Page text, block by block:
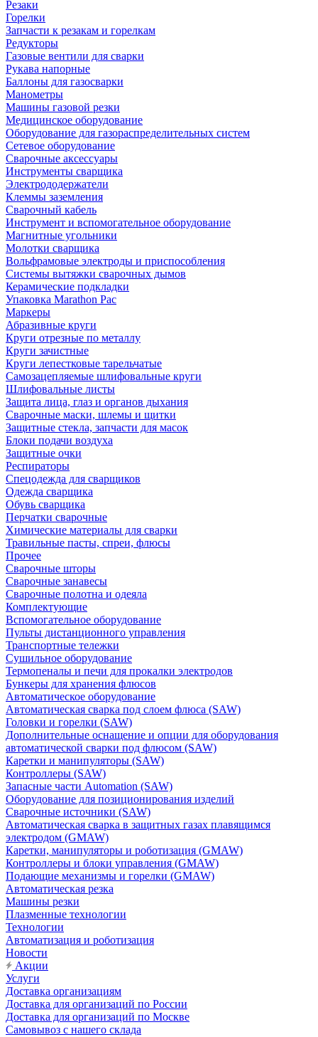
Резаки
Горелки
Запчасти к резакам и горелкам
Редукторы
Газовые вентили для сварки
Рукава напорные
Баллоны для газосварки
Манометры
Машины газовой резки
Медицинское оборудование
Оборудование для газораспределительных систем
Сетевое оборудование
Сварочные аксессуары
Инструменты сварщика
Электрододержатели
Клеммы заземления
Сварочный кабель
Инструмент и вспомогательное оборудование
Магнитные угольники
Молотки сварщика
Вольфрамовые электроды и приспособления
Системы вытяжки сварочных дымов
Керамические подкладки
Упаковка Marathon Pac
Маркеры
Абразивные круги
Круги отрезные по металлу
Круги зачистные
Круги лепестковые тарельчатые
Самозацепляемые шлифовальные круги
Шлифовальные листы
Защита лица, глаз и органов дыхания
Сварочные маски, шлемы и щитки
Защитные стекла, запчасти для масок
Блоки подачи воздуха
Защитные очки
Респираторы
Спецодежда для сварщиков
Одежда сварщика
Обувь сварщика
Перчатки сварочные
Химические материалы для сварки
Травильные пасты, спреи, флюсы
Прочее
Сварочные шторы
Сварочные занавесы
Сварочные полотна и одеяла
Комплектующие
Вспомогательное оборудование
Пульты дистанционного управления
Транспортные тележки
Сушильное оборудование
Термопеналы и печи для прокалки электродов
Бункеры для хранения флюсов
Автоматическое оборудование
Автоматическая сварка под слоем флюса (SAW)
Головки и горелки (SAW)
Дополнительные оснащение и опции для оборудования
автоматической сварки под флюсом (SAW)
Каретки и манипуляторы (SAW)
Контроллеры (SAW)
Запасные части Automation (SAW)
Оборудование для позиционирования изделий
Сварочные источники (SAW)
Автоматическая сварка в защитных газах плавящимся
электродом (GMAW)
Каретки, манипуляторы и роботизация (GMAW)
Контроллеры и блоки управления (GMAW)
Подающие механизмы и горелки (GMAW)
Автоматическая резка
Машины резки
Плазменные технологии
Технологии
Автоматизация и роботизация
Новости
Акции
Услуги
Доставка организациям
Доставка для организаций по России
Доставка для организаций по Москве
Самовывоз с нашего склада